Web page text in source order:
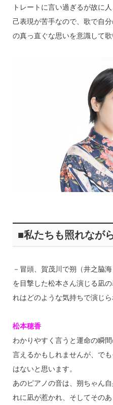
トレートに言い過ぎるが故に
己表現が苦手なので、歌で自
の真っ直ぐな思いを意識して歌
■私たちも照れなが
－冒頭、賀茂川で朔（井之脇
を目撃した松本さん演じる凪
れはどのような気持ちで演じ
松本穂香
わかりやすく言うと運命の瞬
言えるかもしれませんが、で
はないと思います。
あのピアノの音は、朔ちゃん
れに凪が惹かれ、そしてその